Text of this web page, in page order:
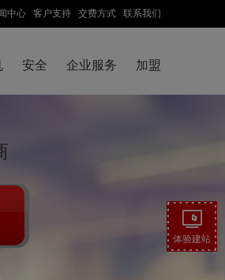
中心 客户支持 交费方式 联系我们
安全 企业服务 加盟
商
体验建站